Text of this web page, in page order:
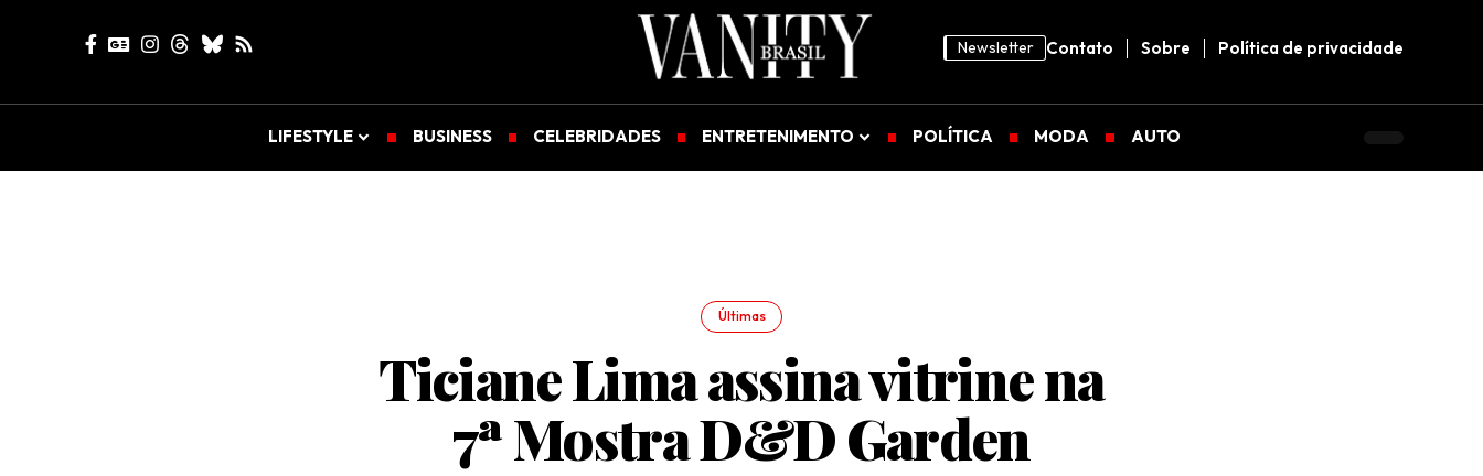
Newsletter Contato Sobre Política de privacidade
LIFESTYLE BUSINESS CELEBRIDADES ENTRETENIMENTO POLÍTICA MODA AUTO
Últimas
Ticiane Lima assina vitrine na
7ª Mostra D&D Garden